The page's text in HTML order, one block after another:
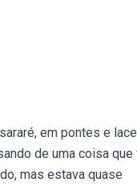
em pontes e
de uma coisa que
mas estava quase